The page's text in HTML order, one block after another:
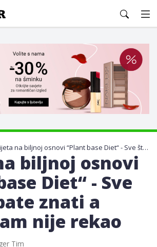
Dijeta na biljnoj osnovi “Plant base Diet“ - Sve što trebate znati a nitko Vam nije rekao
biljnoj osnovi
Diet“ - Sve
znati a
nije rekao
Tim